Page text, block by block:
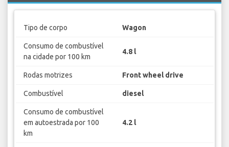
Tipo de corpo Wagon
Consumo de combustível
na cidade por 100 km
4.8 l
Rodas motrizes Front wheel drive
Combustível diesel
Consumo de combustível
em autoestrada por 100
km
4.2 l